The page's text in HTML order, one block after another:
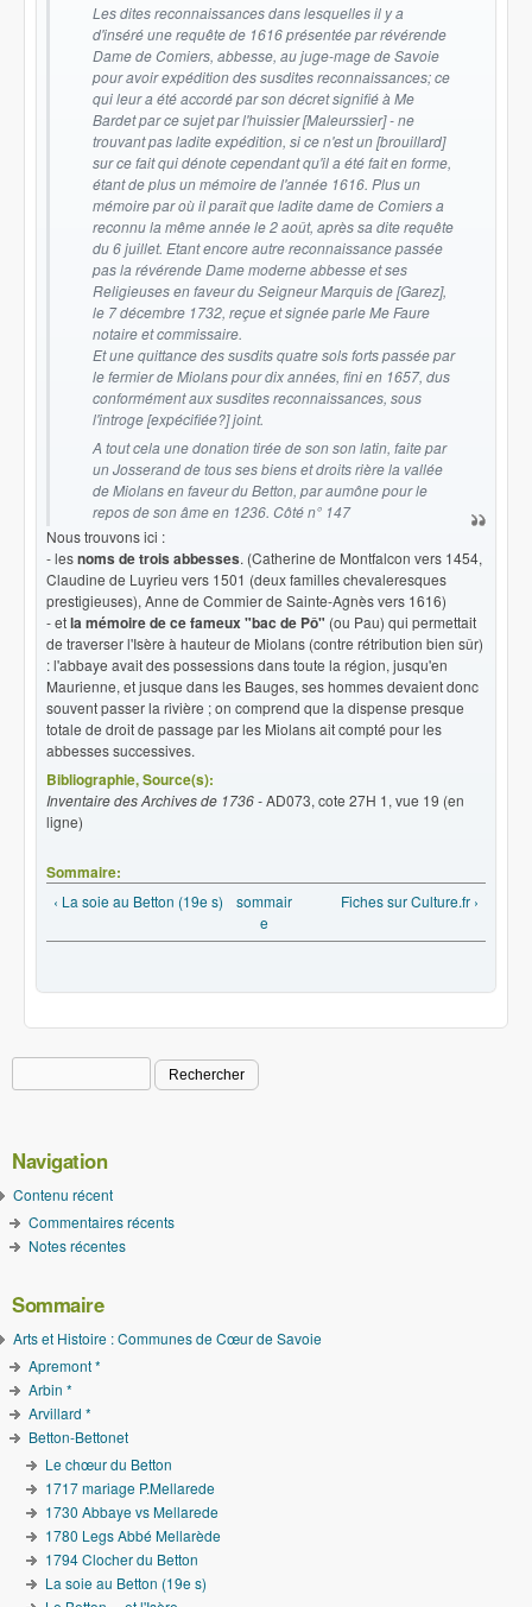
Les dites reconnaissances dans lesquelles il y a
d'inséré une requête de 1616 présentée par révérende
Dame de Comiers, abbesse, au juge-mage de Savoie
pour avoir expédition des susdites reconnaissances; ce
qui leur a été accordé par son décret signifié à Me
Bardet par ce sujet par l'huissier [Maleurssier] - ne
trouvant pas ladite expédition, si ce n'est un [brouillard]
sur ce fait qui dénote cependant qu'il a été fait en forme,
étant de plus un mémoire de l'année 1616. Plus un
mémoire par où il paraît que ladite dame de Comiers a
reconnu la même année le 2 août, après sa dite requête
du 6 juillet. Etant encore autre reconnaissance passée
pas la révérende Dame moderne abbesse et ses
Religieuses en faveur du Seigneur Marquis de [Garez],
le 7 décembre 1732, reçue et signée parle Me Faure
notaire et commissaire.
Et une quittance des susdits quatre sols forts passée par
le fermier de Miolans pour dix années, fini en 1657, dus
conformément aux susdites reconnaissances, sous
l'introge [expécifiée?] joint.
A tout cela une donation tirée de son son latin, faite par
un Josserand de tous ses biens et droits rière la vallée
de Miolans en faveur du Betton, par aumône pour le
repos de son âme en 1236. Côté n° 147
Nous trouvons ici :
- lesnoms de trois abbesses. (Catherine de Montfalcon vers 1454,
Claudine de Luyrieu vers 1501 (deux familles chevaleresques
prestigieuses), Anne de Commier de Sainte-Agnès vers 1616)
- etla mémoire de ce fameux "bac de Pô" (ou Pau) qui permettait
de traverser l'Isère à hauteur de Miolans (contre rétribution bien sûr)
: l'abbaye avait des possessions dans toute la région, jusqu'en
Maurienne, et jusque dans les Bauges, ses hommes devaient donc
souvent passer la rivière ; on comprend que la dispense presque
totale de droit de passage par les Miolans ait compté pour les
abbesses successives.
Bibliographie, Source(s):
Inventaire des Archives de 1736 -AD073, cote 27H 1, vue 19 (en
ligne)
Sommaire:
‹ La soie au Betton (19e s)
sommair
e
Fiches sur Culture.fr ›
Formulaire de recherche
Navigation
Contenu récent
Commentaires récents
Notes récentes
Sommaire
Arts et Histoire : Communes de Cœur de Savoie
Apremont *
Arbin *
Arvillard *
Betton-Bettonet
Le chœur du Betton
1717 mariage P.Mellarede
1730 Abbaye vs Mellarede
1780 Legs Abbé Mellarède
1794 Clocher du Betton
La soie au Betton (19e s)